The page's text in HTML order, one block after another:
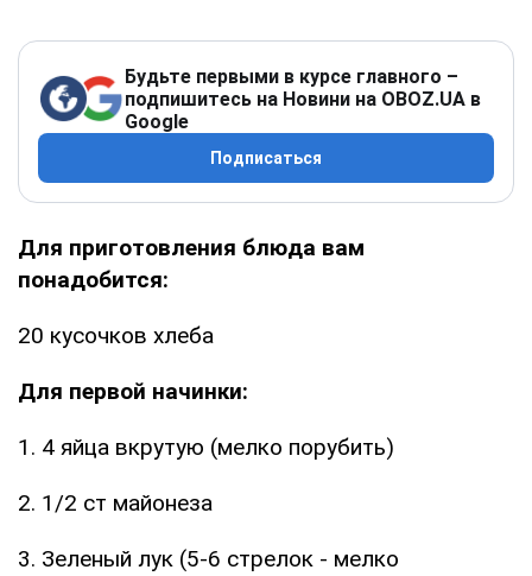
Будьте первыми в курсе главного –
подпишитесь на Новини на OBOZ.UA в
Google
Подписаться
Для приготовления блюда вам
понадобится:
20 кусочков хлеба
Для первой начинки:
1. 4 яйца вкрутую (мелко порубить)
2. 1/2 ст майонеза
3. Зеленый лук (5-6 стрелок - мелко